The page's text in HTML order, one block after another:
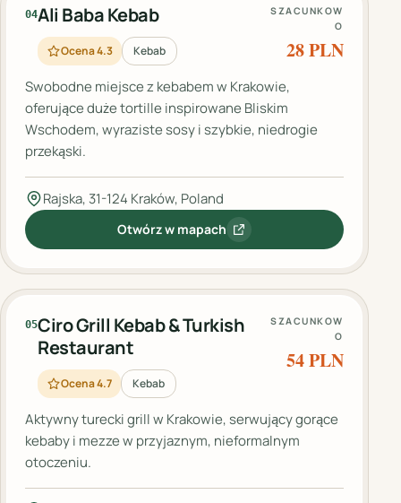
04Ali Baba Kebab
Ocena 4.3 Kebab
SZACUNKOW
O
28 PLN
Swobodne miejsce z kebabem w Krakowie,
oferujące duże tortille inspirowane Bliskim
Wschodem, wyraziste sosy i szybkie, niedrogie
przekąski.
Rajska, 31-124 Kraków, Poland
Otwórz w mapach
:Ali Baba Kebab
05Ciro Grill Kebab & Turkish
Restaurant
Ocena 4.7 Kebab
SZACUNKOW
O
54 PLN
Aktywny turecki grill w Krakowie, serwujący gorące
kebaby i mezze w przyjaznym, nieformalnym
otoczeniu.